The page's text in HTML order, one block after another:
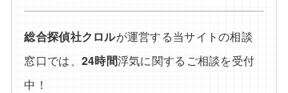
総合探偵社クロルが運営する当サイトの相談
窓口では、 24時間浮気に関するご相談を受付
中！